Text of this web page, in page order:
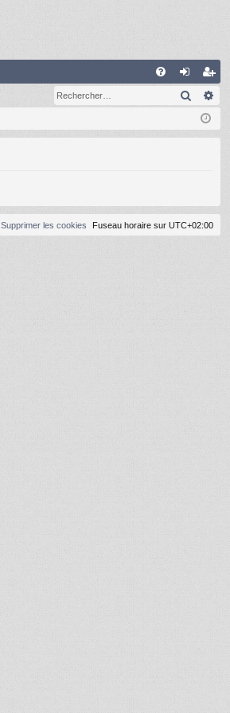
on ns
cri
Fuseau horaire sur UTC+02:00
Supprimer les cookies